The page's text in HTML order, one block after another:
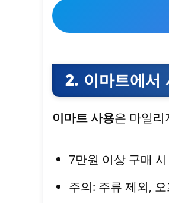
2. 이마트에서
이마트 사용은 마일
7만원 이상 구매
주의: 주류 제외,